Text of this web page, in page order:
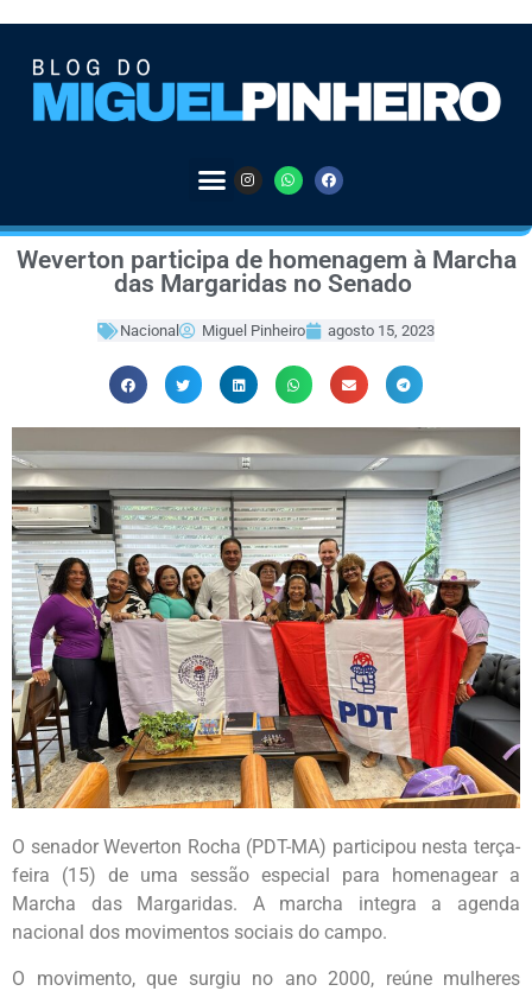
Weverton participa de homenagem à Marcha
das Margaridas no Senado
Nacional Miguel Pinheiro agosto 15, 2023
O senador Weverton Rocha (PDT-MA) participou nesta terça-
feira (15) de uma sessão especial para homenagear a
Marcha das Margaridas. A marcha integra a agenda
nacional dos movimentos sociais do campo.
O movimento, que surgiu no ano 2000, reúne mulheres